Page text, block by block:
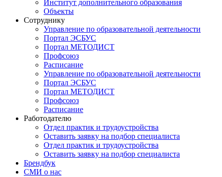
Институт дополнительного образования
Объекты
Сотруднику
Управление по образовательной деятельности
Портал ЭСБУС
Портал МЕТОДИСТ
Профсоюз
Расписание
Управление по образовательной деятельности
Портал ЭСБУС
Портал МЕТОДИСТ
Профсоюз
Расписание
Работодателю
Отдел практик и трудоустройства
Оставить заявку на подбор специалиста
Отдел практик и трудоустройства
Оставить заявку на подбор специалиста
Брендбук
СМИ о нас